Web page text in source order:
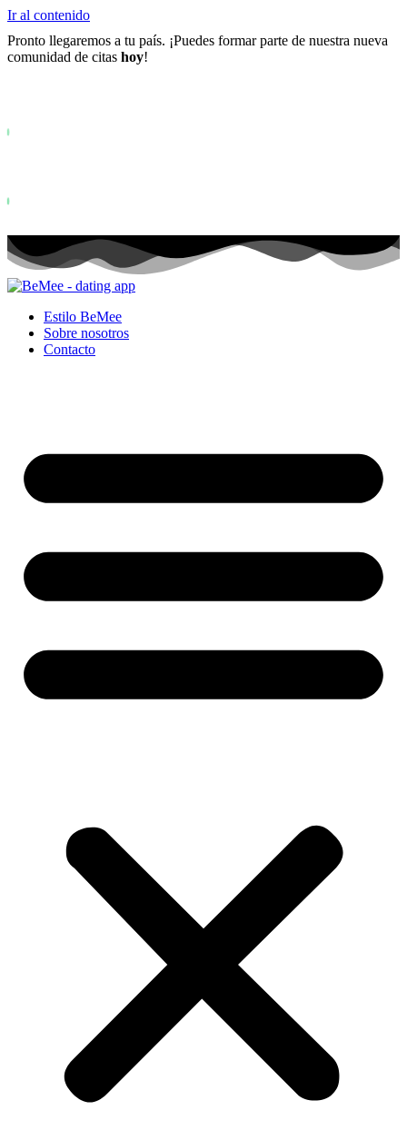
Ir al contenido
Pronto llegaremos a tu país. ¡Puedes formar parte de nuestra nueva
comunidad de citas hoy!
Estilo BeMee
Sobre nosotros
Contacto